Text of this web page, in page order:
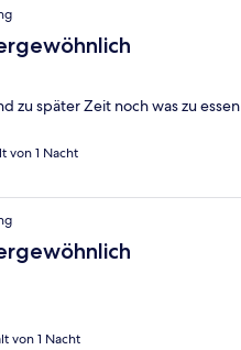
zu später Zeit noch was zu essen
von 1 Nacht
von 1 Nacht